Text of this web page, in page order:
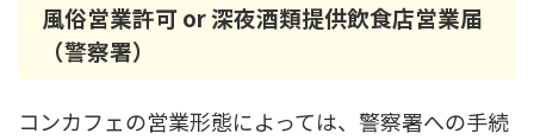
風俗営業許可 or 深夜酒類提供飲食店営業届
（警察署）
コンカフェの営業形態によっては、警察署への手続